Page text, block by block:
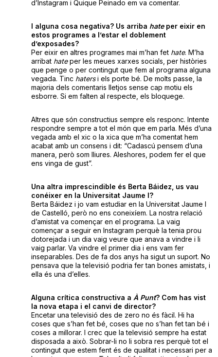
d’Instagram i Quique Peinado em va comentar.
I alguna cosa negativa? Us arriba hateper eixir en
estos programes a l’estar el doblement
d’exposades?
Per eixir en altres programes mai m’han fet hate. M’ha
arribat hateper les meues xarxes socials, per històries
que penge o per contingut que fem al programa alguna
vegada. Tinc hatersi els porte bé. De molts passe, la
majoria dels comentaris lletjos sense cap motiu els
esborre. Si em falten al respecte, els bloquege.
Altres que són constructius sempre els responc. Intente
respondre sempre a tot el món que em parla. Més d’una
vegada amb el xic o la xica que m’ha comentat hem
acabat amb un consens i dit: “Cadascú pensem d’una
manera, però som lliures. Aleshores, podem fer el que
ens vinga de gust”.
Una altra imprescindible és Berta Báidez, us vau
conéixer en la Universitat Jaume I?
Berta Báidez i jo vam estudiar en la Universitat Jaume I
de Castelló, però no ens coneixíem. La nostra relació
d’amistat va començar en el programa. La vaig
començar a seguir en Instagram perquè la tenia prou
dotorejada i un dia vaig veure que anava a vindre i li
vaig parlar. Va vindre el primer dia i ens vam fer
inseparables. Des de fa dos anys ha sigut un suport. No
pensava que la televisió podria fer tan bones amistats, i
ella és una d’elles.
Alguna crítica constructiva a À Punt? Com has vist
la nova etapa i el canvi de director?
Encetar una televisió des de zero no és fàcil. Hi ha
coses que s’han fet bé, coses que no s’han fet tan bé i
coses a millorar. I crec que la televisió sempre ha estat
disposada a això. Sobrar-li no li sobra res perquè tot el
contingut que estem fent és de qualitat i necessari per a